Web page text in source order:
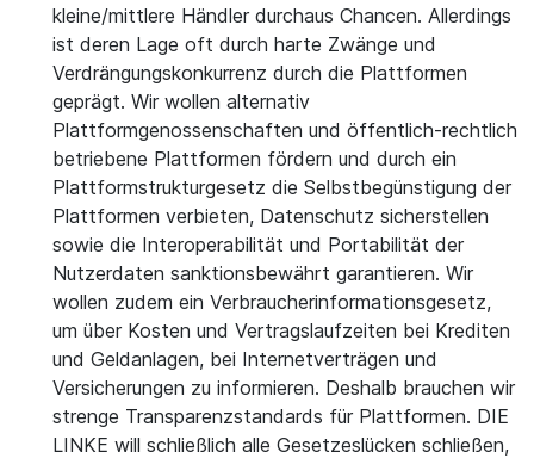
kleine/mittlere Händler durchaus Chancen. Allerdings
ist deren Lage oft durch harte Zwänge und
Verdrängungskonkurrenz durch die Plattformen
geprägt. Wir wollen alternativ
Plattformgenossenschaften und öffentlich-rechtlich
betriebene Plattformen fördern und durch ein
Plattformstrukturgesetz die Selbstbegünstigung der
Plattformen verbieten, Datenschutz sicherstellen
sowie die Interoperabilität und Portabilität der
Nutzerdaten sanktionsbewährt garantieren. Wir
wollen zudem ein Verbraucherinformationsgesetz,
um über Kosten und Vertragslaufzeiten bei Krediten
und Geldanlagen, bei Internetverträgen und
Versicherungen zu informieren. Deshalb brauchen wir
strenge Transparenzstandards für Plattformen. DIE
LINKE will schließlich alle Gesetzeslücken schließen,